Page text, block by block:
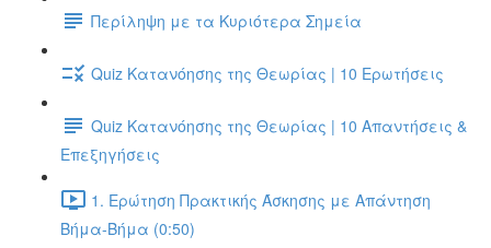
Περίληψη με τα Κυριότερα Σημεία
Quiz Κατανόησης της Θεωρίας | 10 Ερωτήσεις
Quiz Κατανόησης της Θεωρίας | 10 Απαντήσεις &
Επεξηγήσεις
1. Ερώτηση Πρακτικής Άσκησης με Απάντηση
Βήμα-Βήμα (0:50)